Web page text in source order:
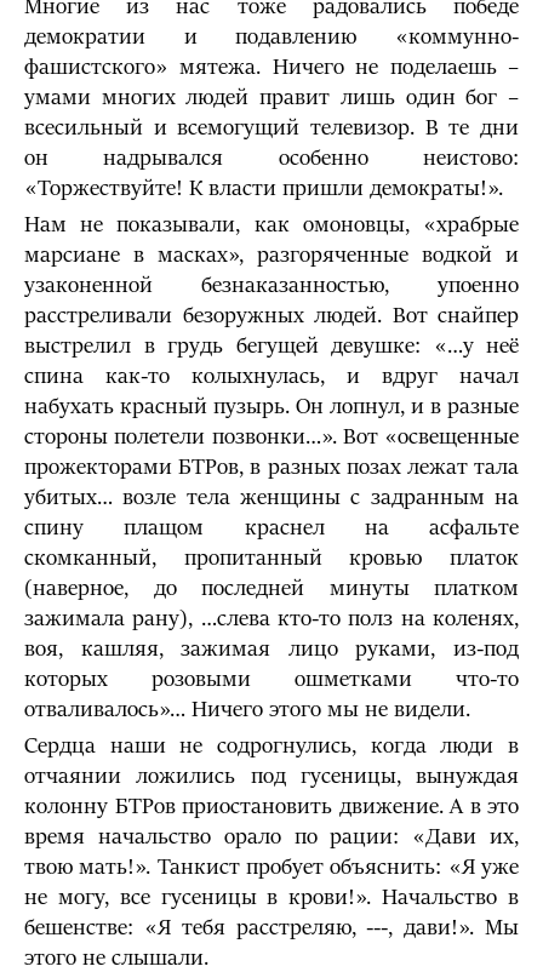
Многие из нас тоже радовались победе
демократии и подавлению «коммунно-
фашистского» мятежа. Ничего не поделаешь –
умами многих людей правит лишь один бог –
всесильный и всемогущий телевизор. В те дни
он надрывался особенно неистово:
«Торжествуйте! К власти пришли демократы!».
Нам не показывали, как омоновцы, «храбрые
марсиане в масках», разгоряченные водкой и
узаконенной безнаказанностью, упоенно
расстреливали безоружных людей. Вот снайпер
выстрелил в грудь бегущей девушке: «…у неё
спина как-то колыхнулась, и вдруг начал
набухать красный пузырь. Он лопнул, и в разные
стороны полетели позвонки…». Вот «освещенные
прожекторами БТРов, в разных позах лежат тала
убитых… возле тела женщины с задранным на
спину плащом краснел на асфальте
скомканный, пропитанный кровью платок
(наверное, до последней минуты платком
зажимала рану), …слева кто-то полз на коленях,
воя, кашляя, зажимая лицо руками, из-под
которых розовыми ошметками что-то
отваливалось»… Ничего этого мы не видели.
Сердца наши не содрогнулись, когда люди в
отчаянии ложились под гусеницы, вынуждая
колонну БТРов приостановить движение. А в это
время начальство орало по рации: «Дави их,
твою мать!». Танкист пробует объяснить: «Я уже
не могу, все гусеницы в крови!». Начальство в
бешенстве: «Я тебя расстреляю, ---, дави!». Мы
этого не слышали.